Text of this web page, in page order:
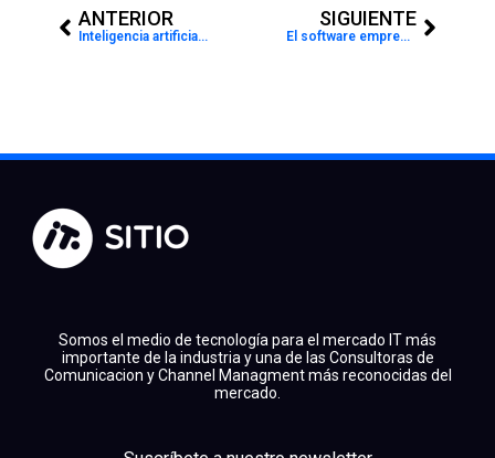
ANTERIOR
Inteligencia artificial en las aulas: Oportunidades, limitaciones y el futuro de la educación
SIGUIENTE
El software empresarial: motor de transformación y crecimiento con NeuralSoft
Somos el medio de tecnología para el mercado IT más
importante de la industria y una de las Consultoras de
Comunicacion y Channel Managment más reconocidas del
mercado.